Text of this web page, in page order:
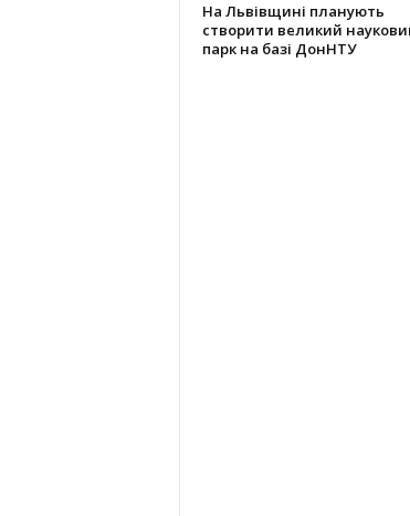
На Львівщині планують
створити великий
парк на базі ДонНТУ